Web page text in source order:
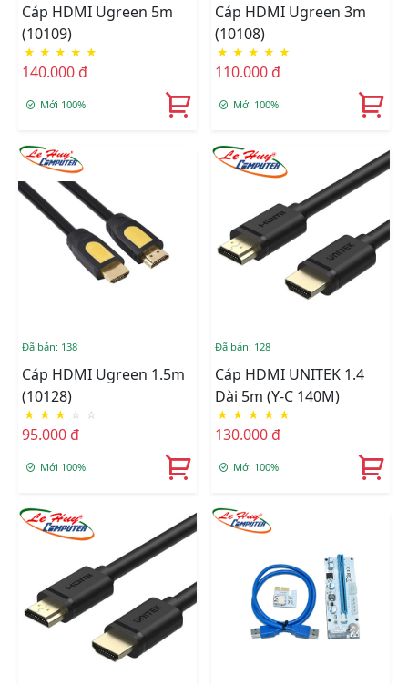
Cáp HDMI Ugreen 5m
(10109)
★ ★ ★ ★ ★
140.000 đ
Mới 100%
Cáp HDMI Ugreen 3m
(10108)
★ ★ ★ ★ ★
110.000 đ
Mới 100%
Đã bán: 138
Cáp HDMI Ugreen 1.5m
(10128)
★ ★ ★ ☆ ☆
95.000 đ
Mới 100%
Đã bán: 128
Cáp HDMI UNITEK 1.4
Dài 5m (Y-C 140M)
★ ★ ★ ★ ★
130.000 đ
Mới 100%